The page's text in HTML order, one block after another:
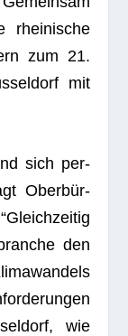
rhei­ni­sche
zum 21.
mit
sich per­
Ober­bür­
den
wie